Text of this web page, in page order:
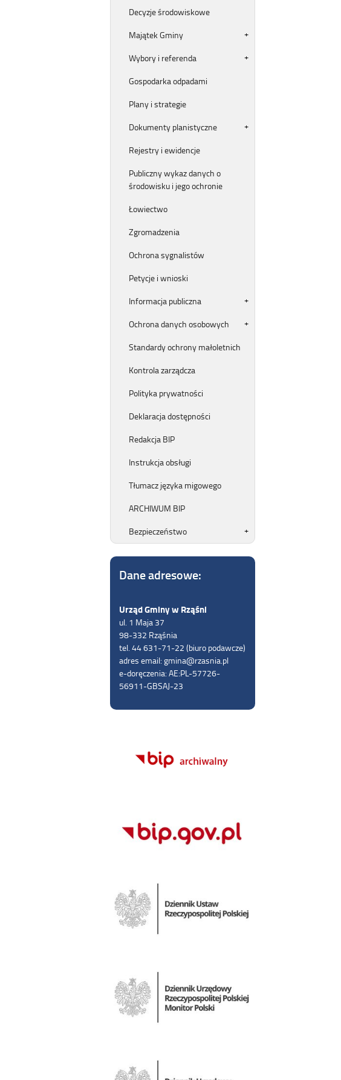
Decyzje środowiskowe
Majątek Gminy
Wybory i referenda
Gospodarka odpadami
Plany i strategie
Dokumenty planistyczne
Rejestry i ewidencje
Publiczny wykaz danych o
środowisku i jego ochronie
Łowiectwo
Zgromadzenia
Ochrona sygnalistów
Petycje i wnioski
Informacja publiczna
Ochrona danych osobowych
Standardy ochrony małoletnich
Kontrola zarządcza
Polityka prywatności
Deklaracja dostępności
Redakcja BIP
Instrukcja obsługi
Tłumacz języka migowego
ARCHIWUM BIP
Bezpieczeństwo
Dane adresowe:
Urząd Gminy w Rząśni
ul. 1 Maja 37
98-332 Rząśnia
tel. 44 631-71-22 (biuro podawcze)
adres email: gmina@rzasnia.pl
e-doręczenia: AE:PL-57726-
56911-GBSAJ-23